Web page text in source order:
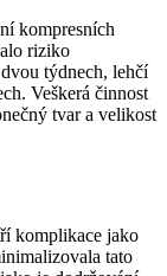
kompresních
riziko
týdnech, lehčí
Veškerá činnost
tvar a velikost
komplikace jako
tato